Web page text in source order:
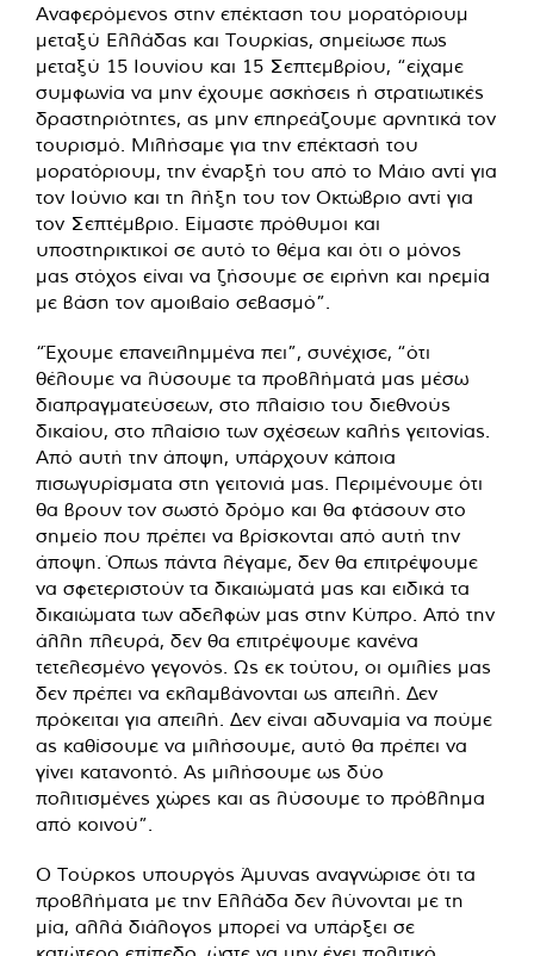
Αναφερόμενος στην επέκταση του μορατόριουμ
μεταξύ Ελλάδας και Τουρκίας, σημείωσε πως
μεταξύ 15 Ιουνίου και 15 Σεπτεμβρίου, “είχαμε
συμφωνία να μην έχουμε ασκήσεις ή στρατιωτικές
δραστηριότητες, ας μην επηρεάζουμε αρνητικά τον
τουρισμό. Μιλήσαμε για την επέκτασή του
μορατόριουμ, την έναρξή του από το Μάιο αντί για
τον Ιούνιο και τη λήξη του τον Οκτώβριο αντί για
τον Σεπτέμβριο. Είμαστε πρόθυμοι και
υποστηρικτικοί σε αυτό το θέμα και ότι ο μόνος
μας στόχος είναι να ζήσουμε σε ειρήνη και ηρεμία
με βάση τον αμοιβαίο σεβασμό”.
“Έχουμε επανειλημμένα πει”, συνέχισε, “ότι
θέλουμε να λύσουμε τα προβλήματά μας μέσω
διαπραγματεύσεων, στο πλαίσιο του διεθνούς
δικαίου, στο πλαίσιο των σχέσεων καλής γειτονίας.
Από αυτή την άποψη, υπάρχουν κάποια
πισωγυρίσματα στη γειτονιά μας. Περιμένουμε ότι
θα βρουν τον σωστό δρόμο και θα φτάσουν στο
σημείο που πρέπει να βρίσκονται από αυτή την
άποψη. Όπως πάντα λέγαμε, δεν θα επιτρέψουμε
να σφετεριστούν τα δικαιώματά μας και ειδικά τα
δικαιώματα των αδελφών μας στην Κύπρο. Από την
άλλη πλευρά, δεν θα επιτρέψουμε κανένα
τετελεσμένο γεγονός. Ως εκ τούτου, οι ομιλίες μας
δεν πρέπει να εκλαμβάνονται ως απειλή. Δεν
πρόκειται για απειλή. Δεν είναι αδυναμία να πούμε
ας καθίσουμε να μιλήσουμε, αυτό θα πρέπει να
γίνει κατανοητό. Ας μιλήσουμε ως δύο
πολιτισμένες χώρες και ας λύσουμε το πρόβλημα
από κοινού”.
Ο Τούρκος υπουργός Άμυνας αναγνώρισε ότι τα
προβλήματα με την Ελλάδα δεν λύνονται με τη
μία, αλλά διάλογος μπορεί να υπάρξει σε